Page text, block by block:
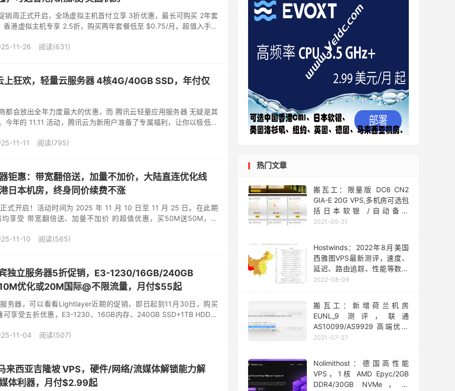
销周正式开启，全场虚拟主机首付立享 3折优惠，最长可购买 2年套
港虚拟主机专享 2.5折，购买两年套餐低至 $0.75/月，超值入手！
11-26 阅读(631)
上狂欢，轻量云服务器 4核4G/40GB SSD，年付仅
都会放出全年力度最大的优惠，而 腾讯云轻量应用服务器 无疑是其
今年的 11.11 活动，腾讯云为新用户准备了专属福利，让你以极低的
11-11 阅读(795)
钜惠：带宽翻倍送，加量不加价，大陆直连优化线
日本机房，终身同价续费不涨
式开启！活动时间为 2025 年 11 月 10 日至 11 月 25 日。在此期
享受 带宽翻倍送、加量不加价 的超值优惠，买50M送50M，买
11-10 阅读(565)
独立服务器5折促销，E3-1230/16GB/240GB
优化或20M国际@不限流量，月付$55起
务器，可以看看Lightlayer近期的促销，即日起到11月30日，购买
享受五折优惠，E3-1230、16GB内存、240GB SSD+1TB HDD存
11-04 阅读(507)
来西亚吉隆坡 VPS，硬件/网络/流媒体解锁能力解
体利器，月付$2.99起
热门文章
搬瓦工：限量版 DC6 CN2
GIA-E 20G VPS,多机房可选包
括日本软银 /自动备份
+snapshot，折后$93/年
2021-05-21
Hostwinds：2022年8月美国
西雅图VPS最新测评，速度、
延迟、路由追踪、性能等数据
分享
2022-08-09
搬瓦工：新增荷兰机房
EUNL_9 测评，联通
AS10099/AS9929 高端优化
路线/速度 延迟 路由 丢包测试
2021-07-27
Nolimithost：德国高性能
VPS，1核 AMD Epyc/2GB
DDR4/30GB NVMe，2-